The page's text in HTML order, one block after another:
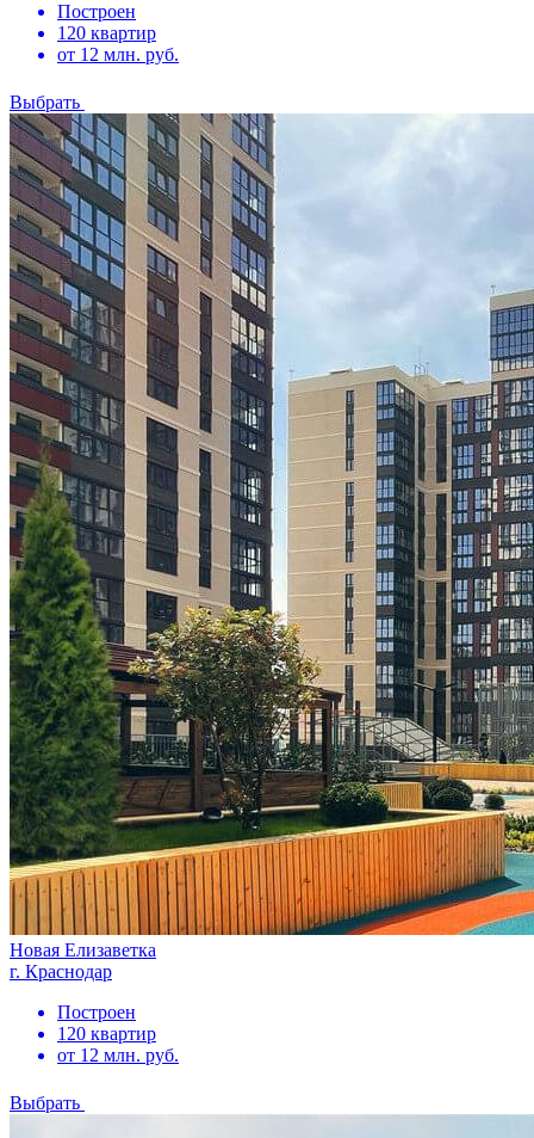
Построен
120 квартир
от 12 млн. руб.
Выбрать
Новая Елизаветка
г. Краснодар
Построен
120 квартир
от 12 млн. руб.
Выбрать